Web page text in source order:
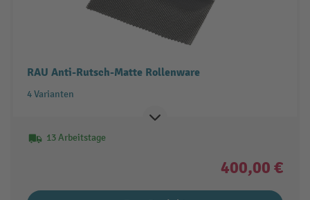
RAU Anti-Rutsch-Matte Rollenware
4 Varianten
13 Arbeitstage
400,00 €